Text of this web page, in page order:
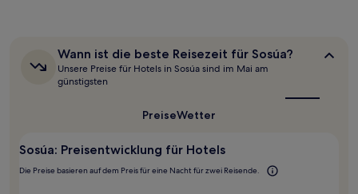
24 Stunden
von
2 Erwachsenen
Wann
ist
die
beste
Wann ist die beste Reisezeit für Sosúa?
Unsere Preise für Hotels in Sosúa sind im Mai am
günstigsten
PreiseWetter
Sosúa: Preisentwicklung für Hotels
Die Preise basieren auf dem Preis für eine Nacht für zwei Reisende.